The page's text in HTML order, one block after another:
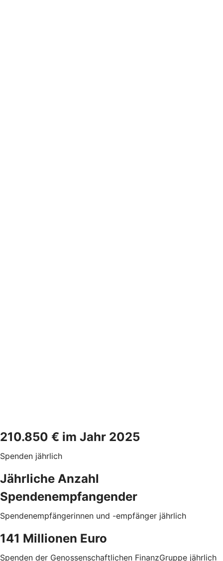
210.850 € im Jahr 2025
Spenden jährlich
Jährliche Anzahl
Spendenempfangender
Spendenempfängerinnen und -empfänger jährlich
141 Millionen Euro
Spenden der Genossenschaftlichen FinanzGruppe jährlich